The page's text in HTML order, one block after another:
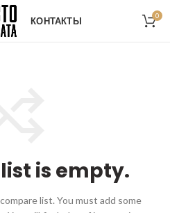
КОНТАКТЫ 0
is empty.
list. You must add some